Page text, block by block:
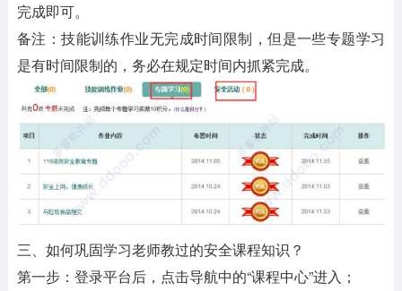
完成即可。
备注：技能训练作业无完成时间限制，但是一些专题学习
是有时间限制的，务必在规定时间内抓紧完成。
三、如何巩固学习老师教过的安全课程知识？
第一步：登录平台后，点击导航中的“课程中心”进入；